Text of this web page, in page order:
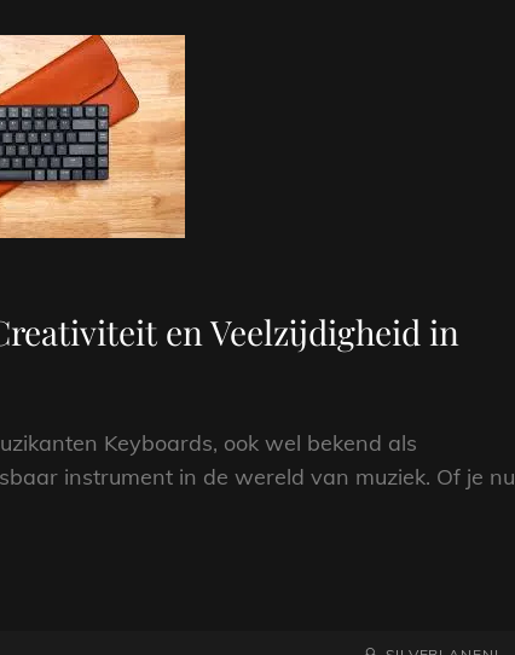
en Veelzijdigheid in
Keyboards, ook wel bekend als
instrument in de wereld van muziek. Of je nu